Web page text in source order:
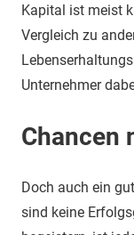
Kapital ist meist
Vergleich zu
Unternehmer
Chancen
Doch auch ein
sind keine